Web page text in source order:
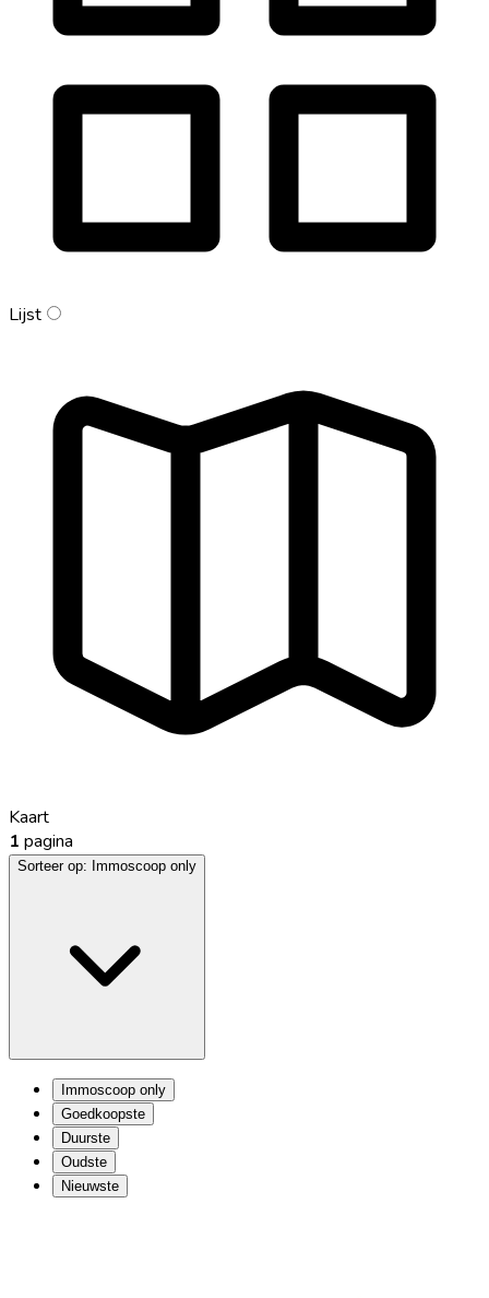
Lijst
Kaart
1 pagina
Sorteer op: Immoscoop only
Immoscoop only
Goedkoopste
Duurste
Oudste
Nieuwste